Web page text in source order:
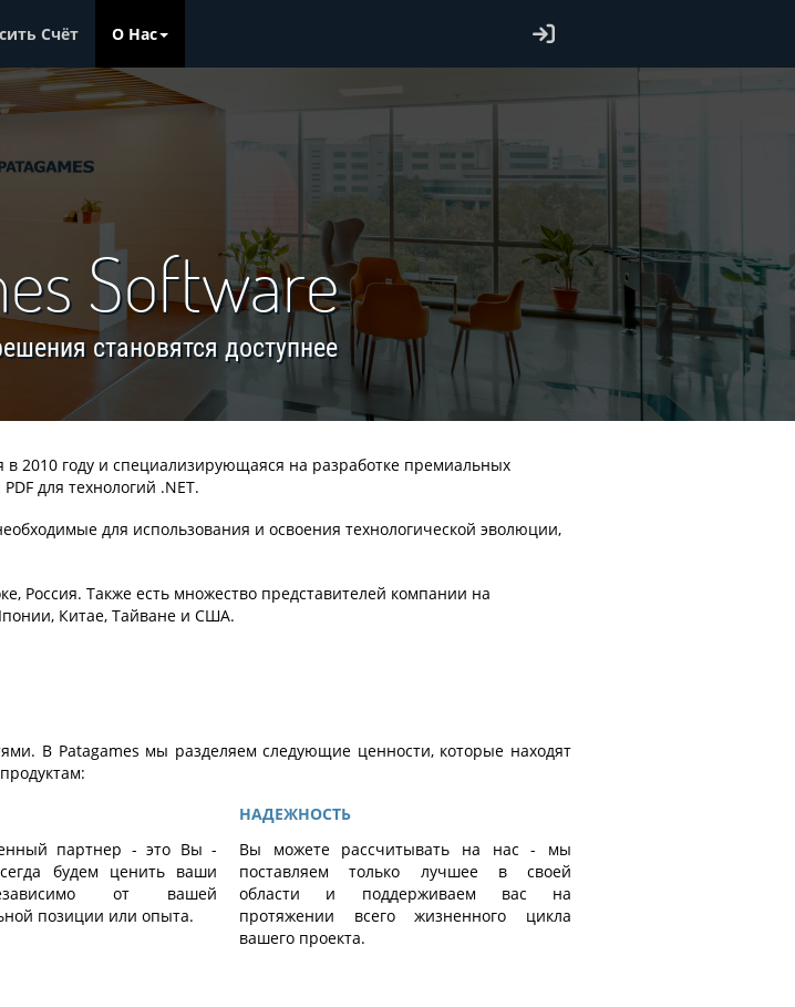
Счёт О Нас
Software
становятся доступнее
2010 году и специализирующаяся на разработке премиальных
для технологий .NET.
для использования и освоения технологической эволюции,
Россия. Также есть множество представителей компании на
Китае, Тайване и США.
В Patagames мы разделяем следующие ценности, которые находят
партнер - это Вы -
будем ценить ваши
от вашей
позиции или опыта.
НАДЕЖНОСТЬ
Вы можете рассчитывать на нас - мы
поставляем только лучшее в своей
области и поддерживаем вас на
протяжении всего жизненного цикла
вашего проекта.